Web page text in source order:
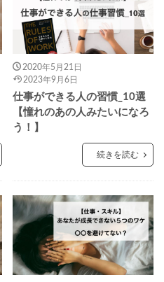
2020年5月21日
2023年9月6日
仕事ができる人の習慣_10選
【憧れのあの人みたいになろ
う！】
続きを読む